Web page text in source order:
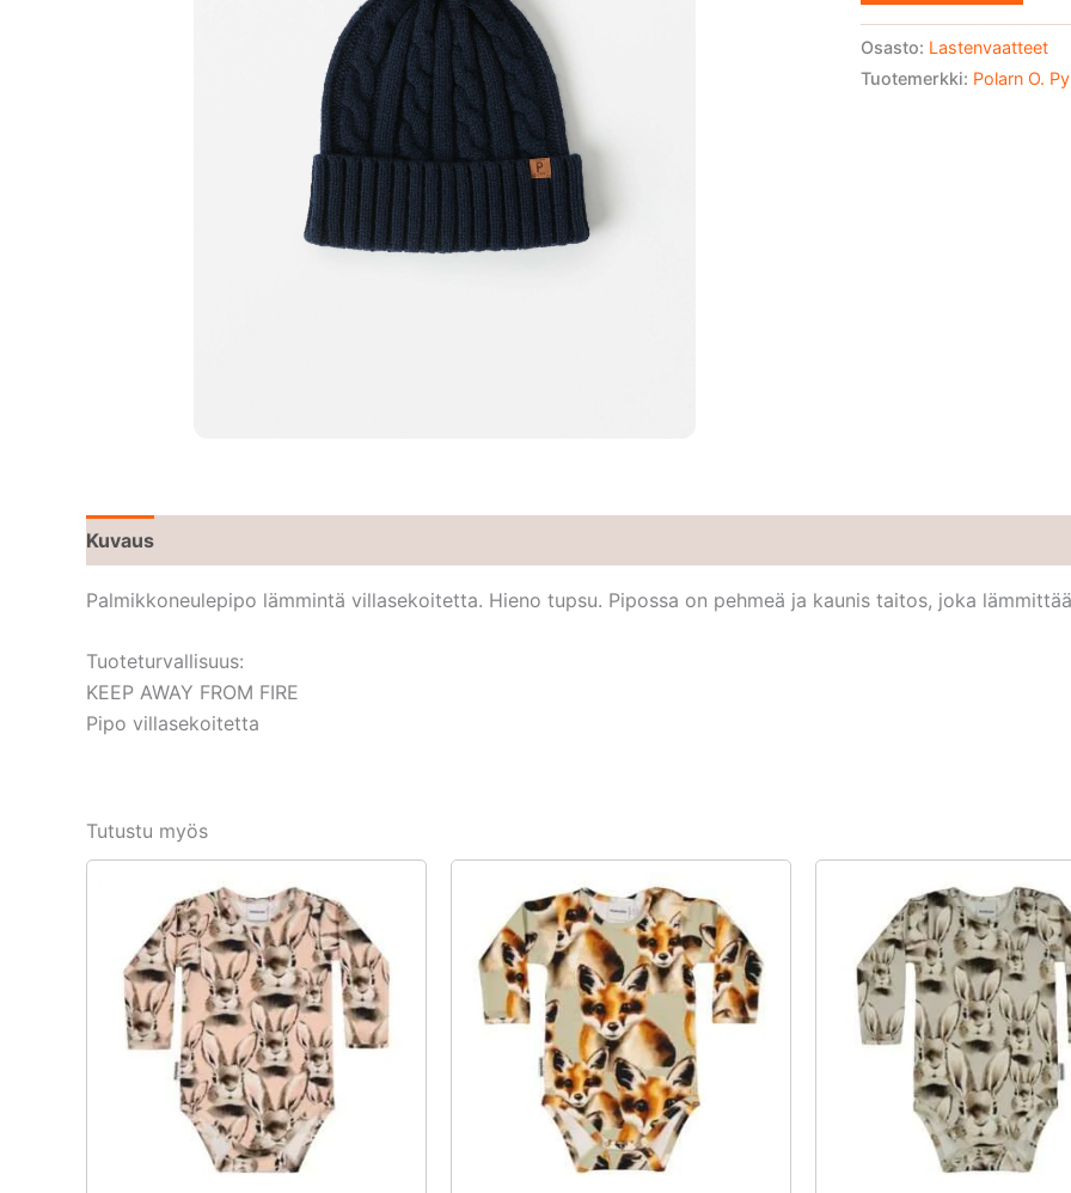
Osasto: Lastenvaatteet
Tuotemerkki: Polarn O.
Kuvaus
Palmikkoneulepipo lämmintä villasekoitetta. Hieno tupsu. Pipossa on pehmeä ja kaunis taitos, joka
Tuoteturvallisuus:
KEEP AWAY FROM FIRE
Pipo villasekoitetta
Tutustu myös